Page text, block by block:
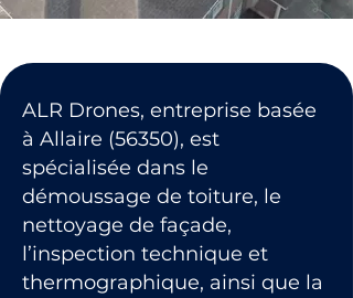
ALR Drones, entreprise basée
à Allaire (56350), est
spécialisée dans le
démoussage de toiture, le
nettoyage de façade,
l’inspection technique et
thermographique, ainsi que la